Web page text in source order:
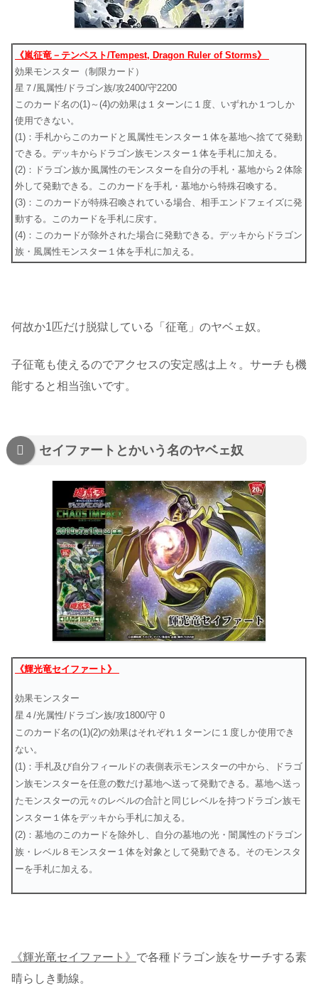
《嵐征竜－テンペスト/Tempest, Dragon Ruler of Storms》
効果モンスター（制限カード）
星７/風属性/ドラゴン族/攻2400/守2200
このカード名の(1)～(4)の効果は１ターンに１度、いずれか１つしか
使用できない。
(1)：手札からこのカードと風属性モンスター１体を墓地へ捨てて発動
できる。デッキからドラゴン族モンスター１体を手札に加える。
(2)：ドラゴン族か風属性のモンスターを自分の手札・墓地から２体除
外して発動できる。このカードを手札・墓地から特殊召喚する。
(3)：このカードが特殊召喚されている場合、相手エンドフェイズに発
動する。このカードを手札に戻す。
(4)：このカードが除外された場合に発動できる。デッキからドラゴン
族・風属性モンスター１体を手札に加える。
何故か1匹だけ脱獄している「征竜」のヤベェ奴。
子征竜も使えるのでアクセスの安定感は上々。サーチも機
能すると相当強いです。
セイファートとかいう名のヤベェ奴
《輝光竜セイファート》
効果モンスター
星４/光属性/ドラゴン族/攻1800/守 0
このカード名の(1)(2)の効果はそれぞれ１ターンに１度しか使用でき
ない。
(1)：手札及び自分フィールドの表側表示モンスターの中から、ドラゴ
ン族モンスターを任意の数だけ墓地へ送って発動できる。墓地へ送っ
たモンスターの元々のレベルの合計と同じレベルを持つドラゴン族モ
ンスター１体をデッキから手札に加える。
(2)：墓地のこのカードを除外し、自分の墓地の光・闇属性のドラゴン
族・レベル８モンスター１体を対象として発動できる。そのモンスタ
ーを手札に加える。
《輝光竜セイファート》 で各種ドラゴン族をサーチする素
晴らしき動線。